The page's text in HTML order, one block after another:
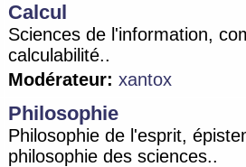
Calcul
Sciences de l'information,
calculabilité..
Modérateur: xantox
Philosophie
Philosophie de l'esprit,
philosophie des sciences..